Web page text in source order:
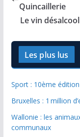
Quincaillerie
Le vin
Les plus lus
Sport : 10ème
Bruxelles : 1 million
Wallonie : les
communaux